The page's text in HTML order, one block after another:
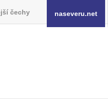
čechy naseveru.net